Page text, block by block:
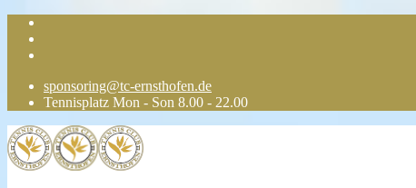
sponsoring@tc-ernsthofen.de
Tennisplatz Mon - Son 8.00 - 22.00